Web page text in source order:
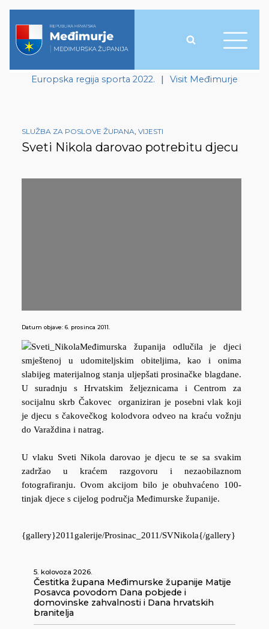
Europska regija sporta 2022. | Visit Međimurje
SLUŽBA ZA POSLOVE ŽUPANA, VIJESTI
Sveti Nikola darovao potrebitu djecu
Datum objave: 6. prosinca 2011.
Međimurska županija odlučila je djeci
smještenoj u udomiteljskim obiteljima, kao i onima
slabijeg materijalnog stanja uljepšati prosinačke blagdane.
U suradnju s Hrvatskim željeznicama i Centrom za
socijalnu skrb Čakovec organiziran je posebni vlak koji
je djecu s čakovečkog kolodvora odveo na kraću vožnju
do Varaždina i natrag.
U vlaku Sveti Nikola darovao je djecu te se sa svakim
zadržao u kraćem razgovoru i nezaobilaznom
fotografiranju. Ovom akcijom bilo je obuhvaćeno 100-
tinjak djece s cijelog područja Međimurske županije.
{gallery}2011galerije/Prosinac_2011/SVNikola{/gallery}
5. kolovoza 2026.
Čestitka župana Međimurske županije Matije
Posavca povodom Dana pobjede i
domovinske zahvalnosti i Dana hrvatskih
branitelja